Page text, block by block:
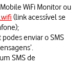
WiFi Monitor ou
(link acessível se
enviar o SMS
SMS de